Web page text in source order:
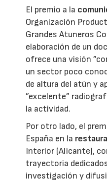
El premio a la
Organización
Grandes Atuneros
elaboración de un
ofrece una visión
un sector poco
de altura del atún y
”excelente”
la actividad.
Por otro lado, el
España en la
Interior (Alicante),
trayectoria
investigación y